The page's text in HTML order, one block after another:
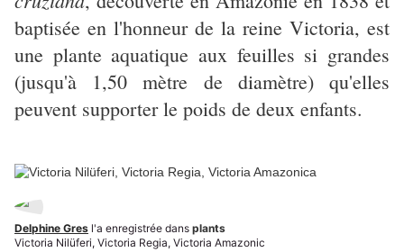
baptisée en l'honneur de la reine Victoria, est
une plante aquatique aux feuilles si grandes
(jusqu'à 1,50 mètre de diamètre) qu'elles
peuvent supporter le poids de deux enfants.
Delphine Gres l'a enregistrée dans plants
Victoria Nilüferi, Victoria Regia, Victoria Amazonic